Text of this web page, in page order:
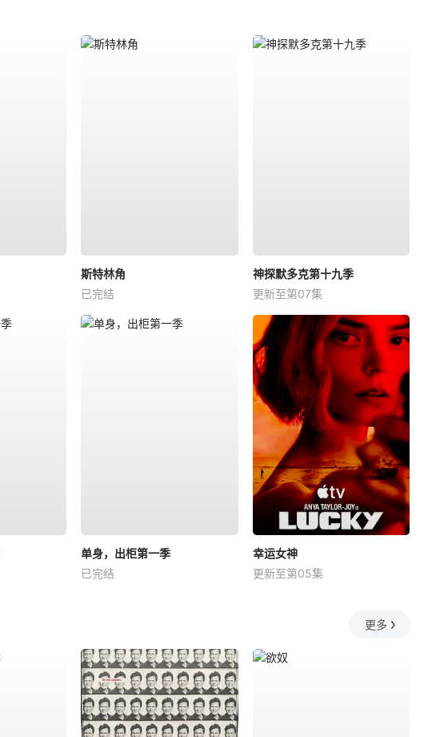
斯特林角
已完结
神探默多克第十九季
更新至第07集
单身，出柜第一季
已完结
幸运女神
更新至第05集
更多